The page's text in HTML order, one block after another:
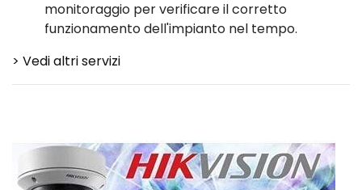
monitoraggio per verificare il corretto
funzionamento dell'impianto nel tempo.
> Vedi altri servizi